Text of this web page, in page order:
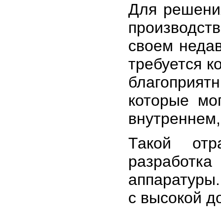
Для
своем
требуется
которые
Такой
с высокой